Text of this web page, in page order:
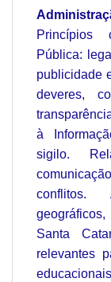
Princípios
Pública:
publicidade
deveres,
à
sigilo.
conflitos.
Santa
relevantes